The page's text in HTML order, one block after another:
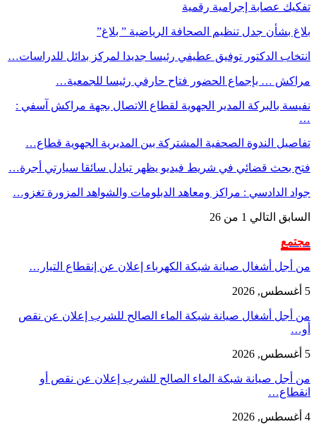
تفكيك عصابة إجرامية رقمية
بلاغ بشأن جدل تنظيم الصحافة الرياضية ” بلاغ”
انتخاب الدكتور توفيق عطيفي رئيسا جديدا لمركز بدائل للدراسات…
مراكش … بإجماع الحضور فتاح حارفي رئيسا للجمعية…
نفيسة بالبركة المدير الجهوية لقطاع الاتصال بجهة مراكش آسفي :
…
تفاصيل الندوة الصحفية المشتركة بين المديرية الجهوية قطاع…
فتح بحث قضائي في شريط فيديو يظهر تبادل سائقا سيارتي أجرة…
جواد الدادسي : مراكز ومعاهد الدبلومات والشواهد المزورة تغزو…
السابق التالي 1 من 26
مجتمع
من أجل أشغال صيانة شبكة الكهرباء إعلان عن إنقطاع التيار…
5 أغسطس, 2026
من أجل أشغال صيانة شبكة الماء الصالح للشرب إعلان عن نقص
أو…
5 أغسطس, 2026
من أجل صيانة شبكة الماء الصالح للشرب إعلان عن نقص أو
انقطاع…
4 أغسطس, 2026